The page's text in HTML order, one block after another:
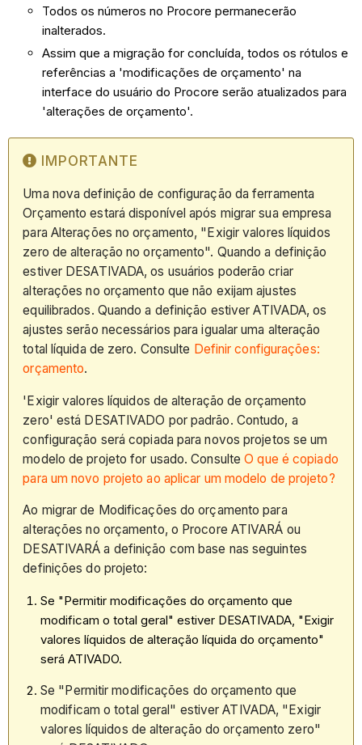
Todos os números no Procore permanecerão
inalterados.
Assim que a migração for concluída, todos os rótulos e
referências a 'modificações de orçamento' na
interface do usuário do Procore serão atualizados para
'alterações de orçamento'.
IMPORTANTE
Uma nova definição de configuração da ferramenta
Orçamento estará disponível após migrar sua empresa
para Alterações no orçamento, "Exigir valores líquidos
zero de alteração no orçamento". Quando a definição
estiver DESATIVADA, os usuários poderão criar
alterações no orçamento que não exijam ajustes
equilibrados. Quando a definição estiver ATIVADA, os
ajustes serão necessários para igualar uma alteração
total líquida de zero. Consulte Definir configurações:
orçamento.
'Exigir valores líquidos de alteração de orçamento
zero' está DESATIVADO por padrão. Contudo, a
configuração será copiada para novos projetos se um
modelo de projeto for usado. ConsulteO que é copiado
para um novo projeto ao aplicar um modelo de projeto?
Ao migrar de Modificações do orçamento para
alterações no orçamento, o Procore ATIVARÁ ou
DESATIVARÁ a definição com base nas seguintes
definições do projeto:
Se "Permitir modificações do orçamento que
modificam o total geral" estiver DESATIVADA, "Exigir
valores líquidos de alteração líquida do orçamento"
será ATIVADO.
Se "Permitir modificações do orçamento que
modificam o total geral" estiver ATIVADA, "Exigir
valores líquidos de alteração do orçamento zero"